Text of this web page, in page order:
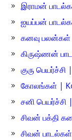
இராமன்
ஐயப்பன்
கனவு பலன்கள்
கிருஷ்ணன்
குரு
கோலங்கள் |
சனி பெயர்ச்சி
சிவன் பக்தி
சிவன்